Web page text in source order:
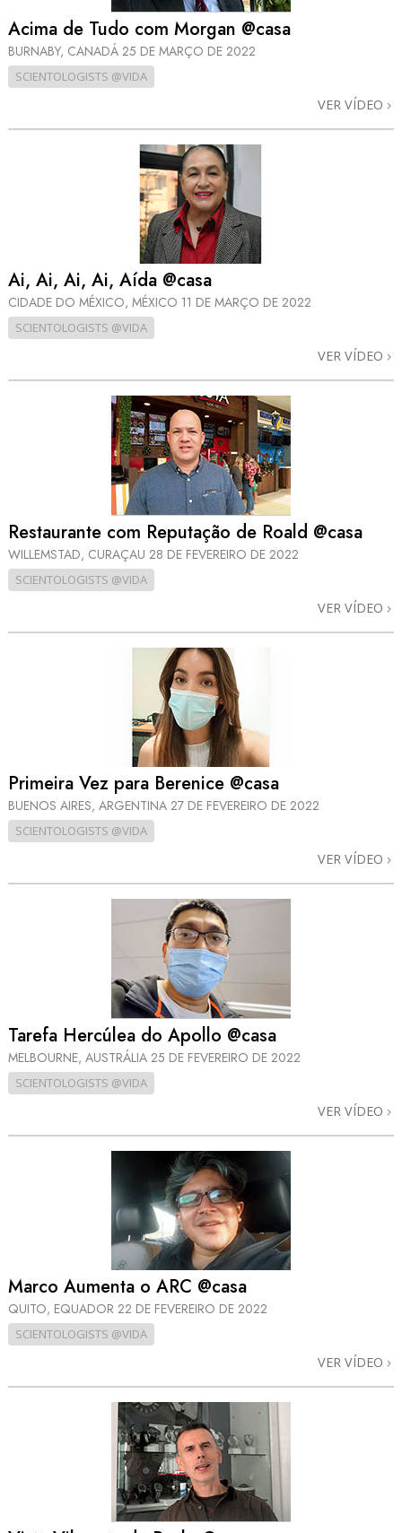
Acima de Tudo com Morgan @casa
BURNABY, CANADÁ 25 DE MARÇO DE 2022
SCIENTOLOGISTS @VIDA
VER VÍDEO
Ai, Ai, Ai, Ai, Aída @casa
CIDADE DO MÉXICO, MÉXICO 11 DE MARÇO DE 2022
SCIENTOLOGISTS @VIDA
VER VÍDEO
Restaurante com Reputação de Roald @casa
WILLEMSTAD, CURAÇAU 28 DE FEVEREIRO DE 2022
SCIENTOLOGISTS @VIDA
VER VÍDEO
Primeira Vez para Berenice @casa
BUENOS AIRES, ARGENTINA 27 DE FEVEREIRO DE 2022
SCIENTOLOGISTS @VIDA
VER VÍDEO
Tarefa Hercúlea do Apollo @casa
MELBOURNE, AUSTRÁLIA 25 DE FEVEREIRO DE 2022
SCIENTOLOGISTS @VIDA
VER VÍDEO
Marco Aumenta o ARC @casa
QUITO, EQUADOR 22 DE FEVEREIRO DE 2022
SCIENTOLOGISTS @VIDA
VER VÍDEO